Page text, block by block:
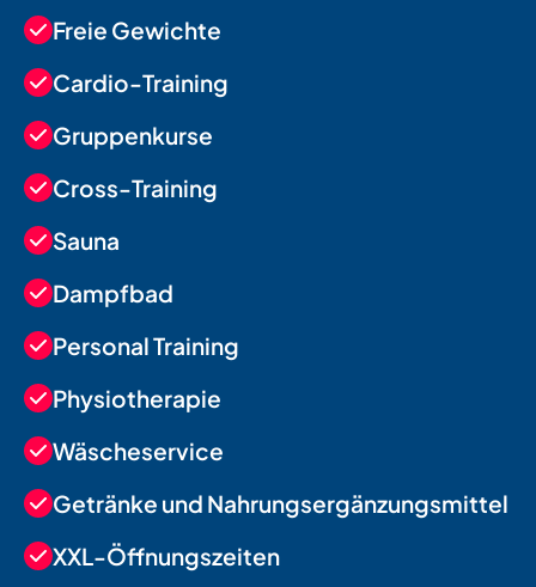
Freie Gewichte
Cardio-Training
Gruppenkurse
Cross-Training
Sauna
Dampfbad
Personal Training
Physiotherapie
Wäscheservice
Getränke und Nahrungsergänzungsmittel
XXL-Öffnungszeiten